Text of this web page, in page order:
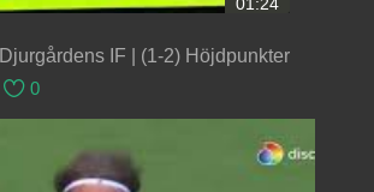
IF | (1-2) Höjdpunkter
0